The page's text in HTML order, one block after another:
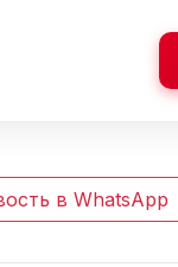
в WhatsApp